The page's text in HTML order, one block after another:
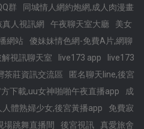
群
同城情人網約炮網,成人肉漫畫
人視訊網 午夜聊天室大廳
美女
網站
傻妹妹情色網-免費A片,網聊
視訊聊天室 live173 app
live173
茶莊資訊交流區
匿名聊天line,後宮
下載,uu女神啪啪午夜直播app
成
人體熟婦少女,後宮黃播app
免費寂
場跳舞直播間 後宮視訊
真愛旅舍